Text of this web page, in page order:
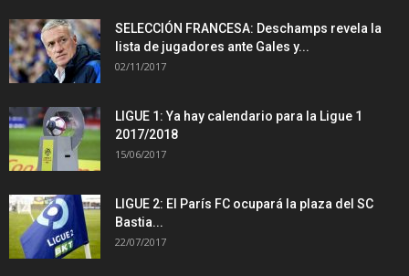
SELECCIÓN FRANCESA: Deschamps revela la
lista de jugadores ante Gales y...
02/11/2017
LIGUE 1: Ya hay calendario para la Ligue 1
2017/2018
15/06/2017
LIGUE 2: El París FC ocupará la plaza del SC
Bastia...
22/07/2017